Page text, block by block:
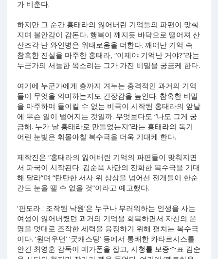
가 비춘다.
하지만 그 순간 홍태라의 잃어버린 기억들의 파편이 맞춰
지며 불안감이 감돈다. 행복이 깨지듯 바닥으로 떨어져 산
산조각 난 와인병은 위태로움을 더한다. 깨어난 기억 속
참혹한 진실을 마주한 홍태라, “이제야 기억난 거야?”라는
누군가의 서늘한 목소리는 그가 가진 비밀을 궁금케 한다.
여기에 누군가에게 총까지 겨누는 충격적인 과거의 기억
들이 무엇을 의미하는지도 긴장감을 높인다. 참혹한 비밀
을 마주하며 돌이킬 수 없는 비극이 시작된 홍태라의 앞날
에 무슨 일이 벌어지는 것일까. 무엇보다도 “나도 그게 궁
금해. 누가 날 홍태라로 만들었는지”라는 홍태라의 독기
어린 눈빛은 휘몰아칠 복수극을 더욱 기대케 한다.
제작진은 “홍태라의 잃어버린 기억의 파편들이 맞춰지면
서 파국이 시작된다. 김순옥 사단의 진화한 복수극을 기대
해 달라”며 “탄탄한 서사 위 상상을 넘어선 전개들이 한순
간도 눈을 뗄 수 없을 것”이라고 예고했다.
‘판도라 : 조작된 낙원’은 누구나 부러워하는 인생을 사는
여성이 잃어버렸던 과거의 기억을 회복하면서 자신의 운
명을 멋대로 조작한 세력을 응징하기 위해 펼치는 복수극
이다. ‘원더우먼’ ‘굿캐스팅’ 등에서 통쾌한 카타르시스를
안긴 최영훈 감독이 메가폰을 잡고, 시청률 보증수표 김순